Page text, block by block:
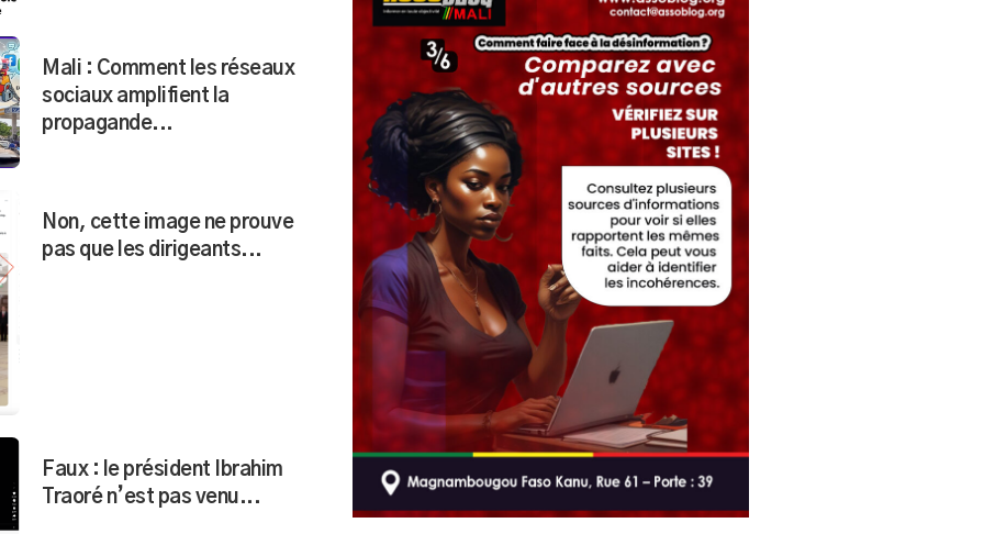
Mali : Comment les réseaux
sociaux amplifient la
propagande...
Non, cette image ne prouve
pas que les dirigeants...
Faux : le président Ibrahim
Traoré n’est pas venu...